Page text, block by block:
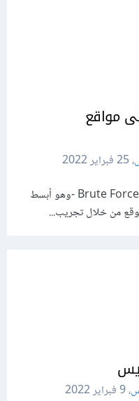
مواقع
،25 فبراير 2022
يهدف هجوم القوة الغاشمة Brute Force Attack -وهو أبسط
من خلال تجريب...
،9 فبراير 2022